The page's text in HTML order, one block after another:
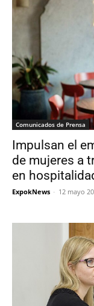
Comunicados de Prensa
Impulsan el
de mujeres a
en
ExpokNews - 12 mayo